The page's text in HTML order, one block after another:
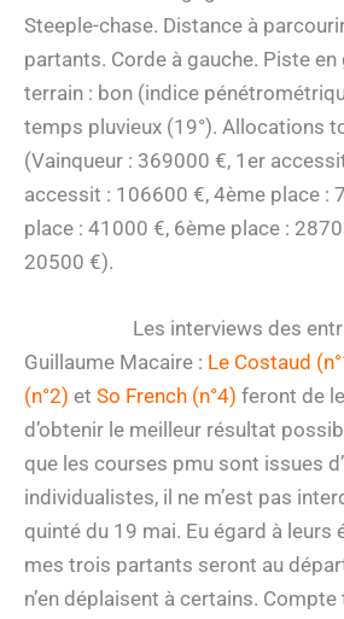
Steeple-chase. Distance à
partants. Corde à gauche. Piste en
terrain : bon (indice
temps pluvieux (19°). Allocations
(Vainqueur : 369000 €, 1er
accessit : 106600 €, 4ème place :
place : 41000 €, 6ème place :
20500 €).
Les interviews des
Guillaume Macaire : Le Costaud
(n°2) et So French (n°4) feront de
d’obtenir le meilleur résultat
que les courses pmu sont issues
individualistes, il ne m’est pas
quinté du 19 mai. Eu égard à leurs
mes trois partants seront au
n’en déplaisent à certains. Compte